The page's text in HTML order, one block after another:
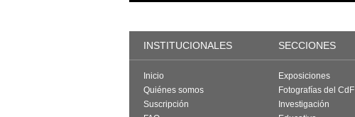
INSTITUCIONALES SECCIONES
Inicio
Quiénes somos
Suscripción
Exposiciones
Fotografías del CdF
Investigación